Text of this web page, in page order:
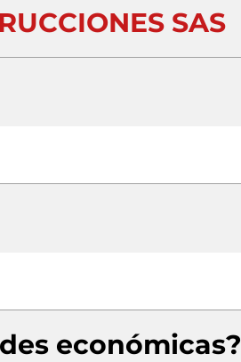
SAS
económicas?